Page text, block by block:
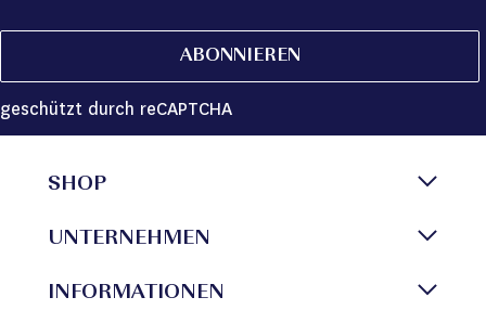
ABONNIEREN
geschützt durch reCAPTCHA
SHOP
UNTERNEHMEN
INFORMATIONEN